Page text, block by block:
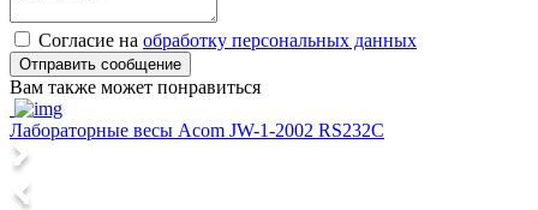
Согласие на обработку персональных данных
Отправить сообщение
Вам также может понравиться
Лабораторные весы Acom JW-1-2002 RS232C